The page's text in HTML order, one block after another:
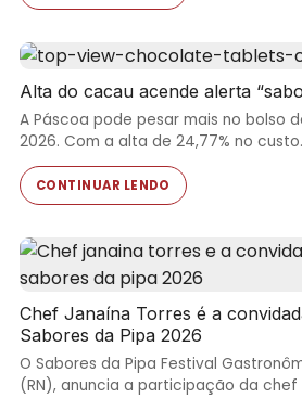
Alta do cacau acende alerta
A Páscoa pode pesar mais no bolso
2026. Com a alta de 24,77% no
CONTINUAR LENDO
Chef Janaína Torres é a
Sabores da Pipa 2026
O Sabores da Pipa Festival
(RN), anuncia a participação da chef